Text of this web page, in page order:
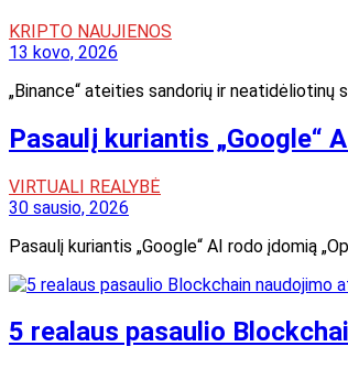
KRIPTO NAUJIENOS
13 kovo, 2026
„Binance“ ateities sandorių ir
Pasaulį kuriantis „Google“
VIRTUALI REALYBĖ
30 sausio, 2026
Pasaulį kuriantis „Google“ AI rodo įdomią
5 realaus pasaulio